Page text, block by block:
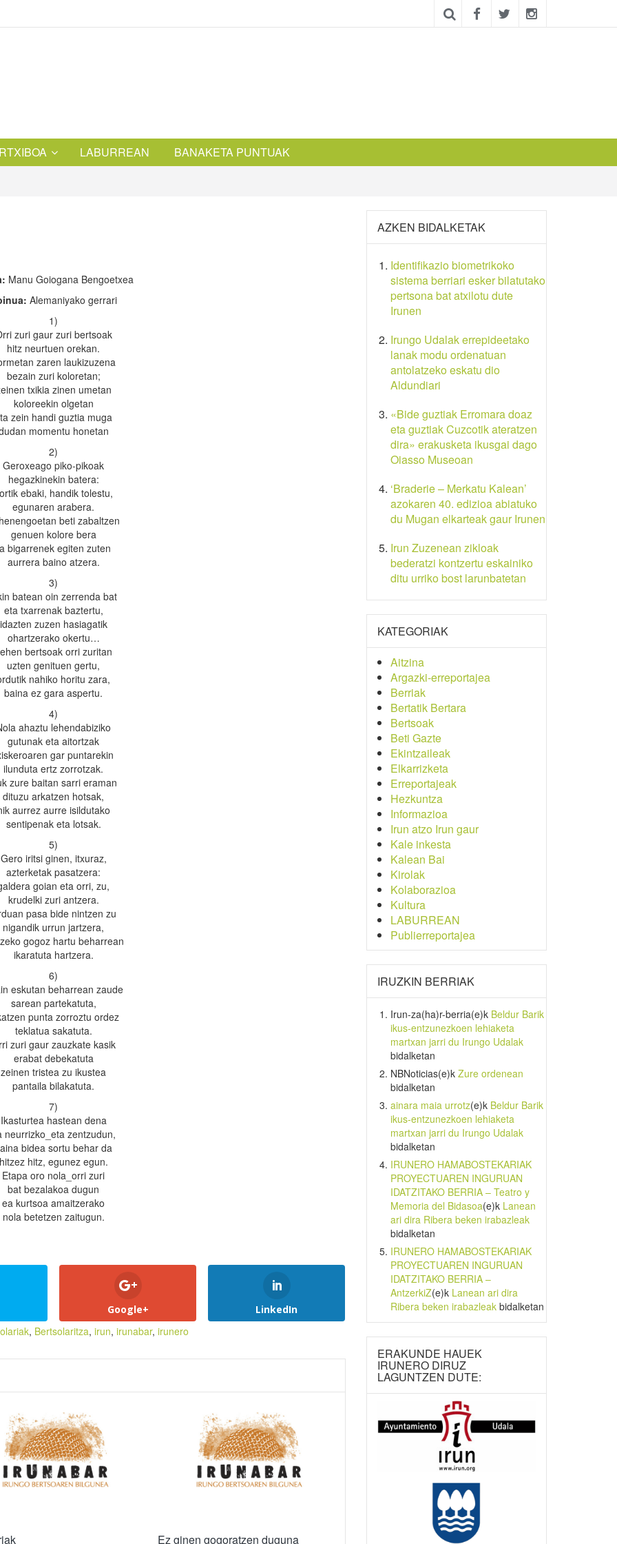
LABURREAN BANAKETA PUNTUAK
Manu Goiogana Bengoetxea
Alemaniyako gerrari
1)
zuri gaur zuri bertsoak
hitz neurtuen orekan.
zaren laukizuzena
bezain zuri koloretan;
txikia zinen umetan
koloreekin olgetan
zein handi guztia muga
momentu honetan
2)
Geroxeago piko-pikoak
hegazkinekin batera:
ebaki, handik tolestu,
egunaren arabera.
beti zabaltzen
genuen kolore bera
bigarrenek egiten zuten
aurrera baino atzera.
3)
batean oin zerrenda bat
eta txarrenak baztertu,
idazten zuzen hasiagatik
ohartzerako okertu…
bertsoak orri zuritan
uzten genituen gertu,
nahiko horitu zara,
baina ez gara aspertu.
4)
ahaztu lehendabiziko
gutunak eta aitortzak
gar puntarekin
ilunduta ertz zorrotzak.
zure baitan sarri eraman
dituzu arkatzen hotsak,
aurrez aurre isildutako
sentipenak eta lotsak.
5)
Gero iritsi ginen, itxuraz,
azterketak pasatzera:
goian eta orri, zu,
krudelki zuri antzera.
pasa bide nintzen zu
nigandik urrun jartzera,
gogoz hartu beharrean
ikaratuta hartzera.
6)
eskutan beharrean zaude
sarean partekatuta,
punta zorroztu ordez
teklatua sakatuta.
zuri gaur zauzkate kasik
erabat debekatuta
zeinen tristea zu ikustea
pantaila bilakatuta.
7)
Ikasturtea hastean dena
neurrizko_eta zentzudun,
bidea sortu behar da
hitzez hitz, egunez egun.
Etapa oro nola_orri zuri
bat bezalakoa dugun
ea kurtsoa amaitzerako
nola betetzen zaitugun.
Google+ LinkedIn
, Bertsolaritza, irun, irunabar, irunero
Ez ginen gogoratzen duguna
AZKEN BIDALKETAK
Identifikazio biometrikoko
sistema berriari esker bilatutako
pertsona bat atxilotu dute
Irunen
Irungo Udalak errepideetako
lanak modu ordenatuan
antolatzeko eskatu dio
Aldundiari
«Bide guztiak Erromara doaz
eta guztiak Cuzcotik ateratzen
dira» erakusketa ikusgai dago
Oiasso Museoan
‘Braderie – Merkatu Kalean’
azokaren 40. edizioa abiatuko
du Mugan elkarteak gaur Irunen
Irun Zuzenean zikloak
bederatzi kontzertu eskainiko
ditu urriko bost larunbatetan
KATEGORIAK
Aitzina
Argazki-erreportajea
Berriak
Bertatik Bertara
Bertsoak
Beti Gazte
Ekintzaileak
Elkarrizketa
Erreportajeak
Hezkuntza
Informazioa
Irun atzo Irun gaur
Kale inkesta
Kalean Bai
Kirolak
Kolaborazioa
Kultura
LABURREAN
Publierreportajea
IRUZKIN BERRIAK
Irun-za(ha)r-berria(e)k Beldur Barik
ikus-entzunezkoen lehiaketa
martxan jarri du Irungo Udalak
bidalketan
NBNoticias(e)k Zure ordenean
bidalketan
ainara maia urrotz(e)k Beldur Barik
ikus-entzunezkoen lehiaketa
martxan jarri du Irungo Udalak
bidalketan
IRUNERO HAMABOSTEKARIAK
PROYECTUAREN INGURUAN
IDATZITAKO BERRIA – Teatro y
Memoria del Bidasoa(e)k Lanean
ari dira Ribera beken irabazleak
bidalketan
IRUNERO HAMABOSTEKARIAK
PROYECTUAREN INGURUAN
IDATZITAKO BERRIA –
AntzerkiZ(e)k Lanean ari dira
Ribera beken irabazleakbidalketan
ERAKUNDE HAUEK
IRUNERO DIRUZ
LAGUNTZEN DUTE: